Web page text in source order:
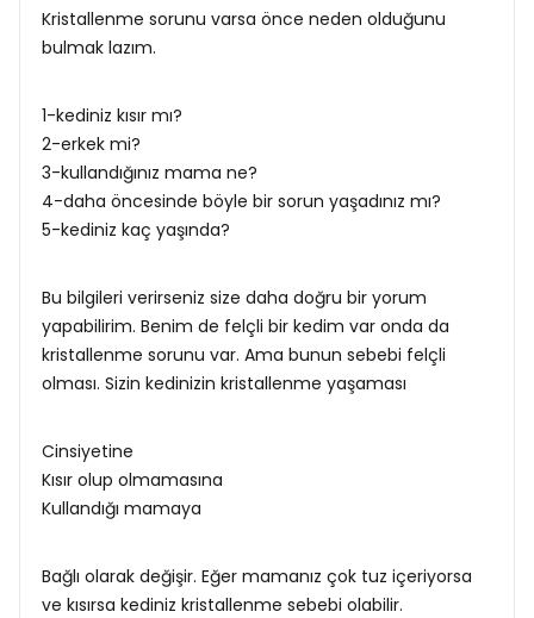
Kristallenme sorunu varsa önce neden olduğunu
bulmak lazım.
1-kediniz kısır mı?
2-erkek mi?
3-kullandığınız mama ne?
4-daha öncesinde böyle bir sorun yaşadınız mı?
5-kediniz kaç yaşında?
Bu bilgileri verirseniz size daha doğru bir yorum
yapabilirim. Benim de felçli bir kedim var onda da
kristallenme sorunu var. Ama bunun sebebi felçli
olması. Sizin kedinizin kristallenme yaşaması
Cinsiyetine
Kısır olup olmamasına
Kullandığı mamaya
Bağlı olarak değişir. Eğer mamanız çok tuz içeriyorsa
ve kısırsa kediniz kristallenme sebebi olabilir.